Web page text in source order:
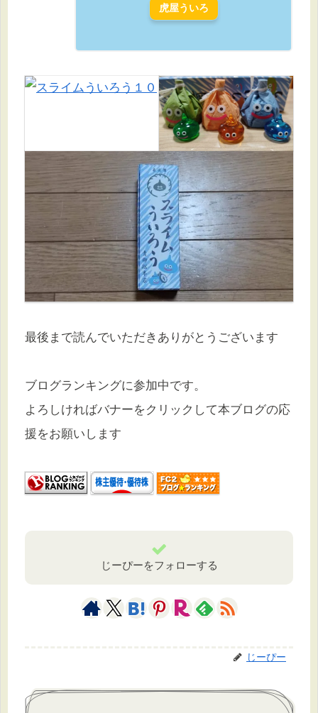
虎屋ういろ
最後まで読んでいただきありがとうございます
ブログランキングに参加中です。
よろしければバナーをクリックして本ブログの応
援をお願いします
じーぴーをフォローする
じーぴー